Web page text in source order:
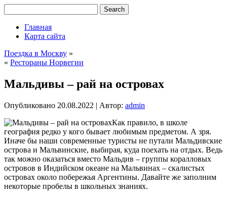
Главная
Карта сайта
Поездка в Москву »
« Рестораны Норвегии
Мальдивы – рай на островах
Опубликовано 20.08.2022 | Автор: admin
Как правило, в школе
география редко у кого бывает любимым предметом. А зря.
Иначе бы наши современные туристы не путали Мальдивские
острова и Мальвинские, выбирая, куда поехать на отдых. Ведь
так можно оказаться вместо Мальдив – группы коралловых
островов в Индийском океане на Мальвинах – скалистых
островах около побережья Аргентины. Давайте же заполним
некоторые пробелы в школьных знаниях.